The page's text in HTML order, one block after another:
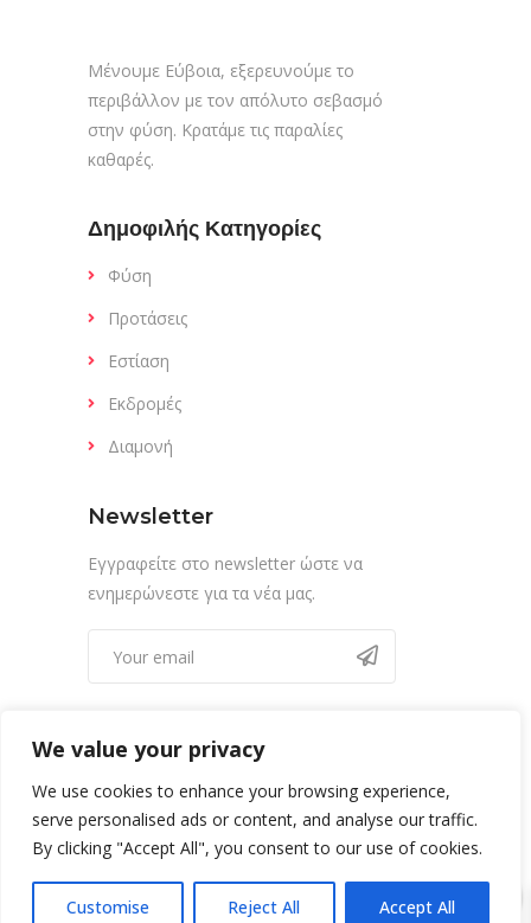
We value your privacy
We use cookies to enhance your browsing experience,
serve personalised ads or content, and analyse our traffic.
By clicking "Accept All", you consent to our use of cookies.
Customise Reject All Accept All
Μένουμε Εύβοια, εξερευνούμε το
περιβάλλον με τον απόλυτο σεβασμό
στην φύση. Κρατάμε τις παραλίες
καθαρές.
Δημοφιλής Κατηγορίες
Φύση
Προτάσεις
Εστίαση
Εκδρομές
Διαμονή
Newsletter
Εγγραφείτε στο newsletter ώστε να
ενημερώνεστε για τα νέα μας.
Copyright @ Adventure Evia 2022